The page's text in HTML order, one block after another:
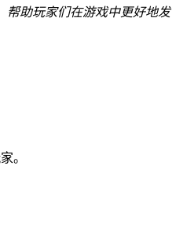
帮助玩家们在游戏中更好地发
。